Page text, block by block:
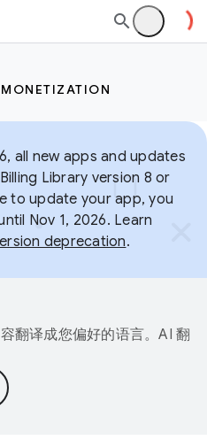
MONETIZATION
all new apps and updates
Library version 8 or
to update your app, you
Nov 1, 2026. Learn
deprecation.
翻译成您偏好的语言。AI 翻